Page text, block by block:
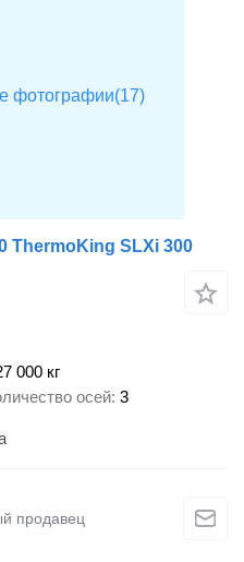
ThermoKing SLXi 300
000 кг
осей 3